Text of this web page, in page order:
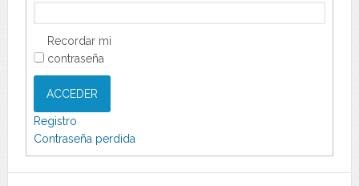
Recordar mi
contraseña
ACCEDER
Registro
Contraseña perdida